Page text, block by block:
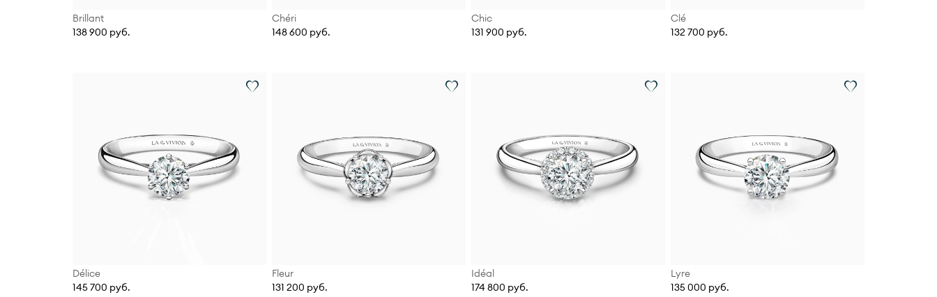
Brillant
138 900 руб.
Chéri
148 600 руб.
Chic
131 900 руб.
Clé
132 700 руб.
Délice
145 700 руб.
Fleur
131 200 руб.
Idéal
174 800 руб.
Lyre
135 000 руб.